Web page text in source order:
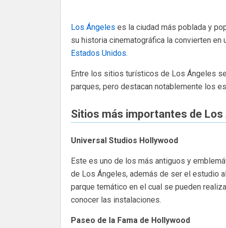
Los Ángeles es la ciudad más poblada y
su historia cinematográfica la convierten
Estados Unidos.
Entre los sitios turísticos de Los Ángeles
parques, pero destacan notablemente los
Sitios más importantes de Los
Universal Studios Hollywood
Este es uno de los más antiguos y
de Los Ángeles, además de ser el estudio
parque temático en el cual se pueden
conocer las instalaciones.
Paseo de la Fama de Hollywood